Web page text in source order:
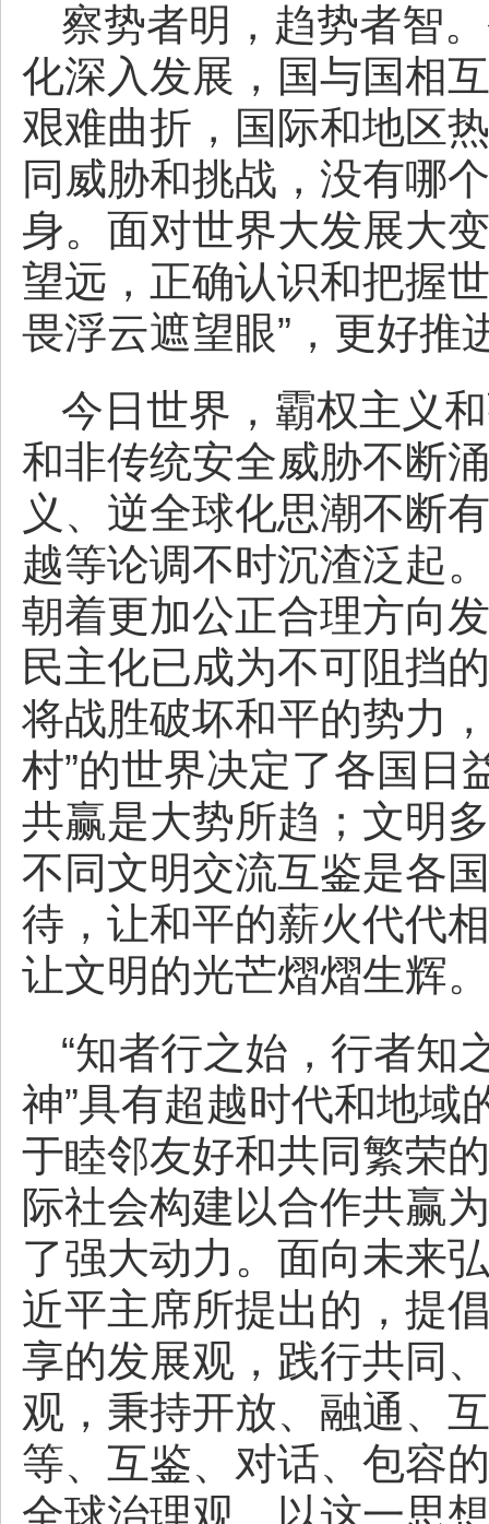
察势者明，趋势者智
化深入发展，国与国相
艰难曲折，国际和地区
同威胁和挑战，没有哪
身。面对世界大发展大
望远，正确认识和把握
畏浮云遮望眼”，更好推
今日世界，霸权主义
和非传统安全威胁不断
义、逆全球化思潮不断
越等论调不时沉渣泛起
朝着更加公正合理方向
民主化已成为不可阻挡
将战胜破坏和平的势力
村”的世界决定了各国日
共赢是大势所趋；文明
不同文明交流互鉴是各
待，让和平的薪火代代
让文明的光芒熠熠生辉。
“知者行之始，行者知
神”具有超越时代和地域
于睦邻友好和共同繁荣
际社会构建以合作共赢
了强大动力。面向未来
近平主席所提出的，提
享的发展观，践行共同
观，秉持开放、融通、
等、互鉴、对话、包容